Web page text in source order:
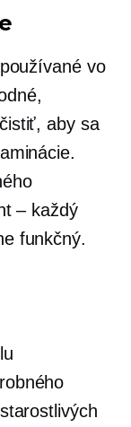
vo
aby sa
– ​​každý
funkčný.